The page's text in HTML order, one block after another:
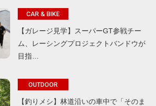
CAR & BIKE
【ガレージ見学】スーパーGT参戦チー
ム、レーシングプロジェクトバンドウが
目指…
OUTDOOR
【釣りメシ】林道沿いの車中で「そのま